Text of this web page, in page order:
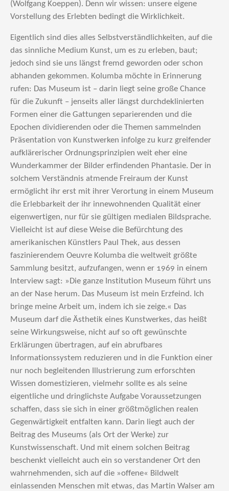
(Wolfgang Koeppen). Denn wir wissen: unsere eigene
Vorstellung des Erlebten bedingt die Wirklichkeit.
Eigentlich sind dies alles Selbstverständlichkeiten, auf die
das sinnliche Medium Kunst, um es zu erleben, baut;
jedoch sind sie uns längst fremd geworden oder schon
abhanden gekommen. Kolumba möchte in Erinnerung
rufen: Das Museum ist – darin liegt seine große Chance
für die Zukunft – jenseits aller längst durchdeklinierten
Formen einer die Gattungen separierenden und die
Epochen dividierenden oder die Themen sammelnden
Präsentation von Kunstwerken infolge zu kurz greifender
aufklärerischer Ordnungsprinzipien weit eher eine
Wunderkammer der Bilder erfindenden Phantasie. Der in
solchem Verständnis atmende Freiraum der Kunst
ermöglicht ihr erst mit ihrer Verortung in einem Museum
die Erlebbarkeit der ihr innewohnenden Qualität einer
eigenwertigen, nur für sie gültigen medialen Bildsprache.
Vielleicht ist auf diese Weise die Befürchtung des
amerikanischen Künstlers Paul Thek, aus dessen
faszinierendem Oeuvre Kolumba die weltweit größte
Sammlung besitzt, aufzufangen, wenn er 1969 in einem
Interview sagt: »Die ganze Institution Museum führt uns
an der Nase herum. Das Museum ist mein Erzfeind. Ich
bringe meine Arbeit um, indem ich sie zeige.« Das
Museum darf die Ästhetik eines Kunstwerkes, das heißt
seine Wirkungsweise, nicht auf so oft gewünschte
Erklärungen übertragen, auf ein abrufbares
Informationssystem reduzieren und in die Funktion einer
nur noch begleitenden Illustrierung zum erforschten
Wissen domestizieren, vielmehr sollte es als seine
eigentliche und dringlichste Aufgabe Voraussetzungen
schaffen, dass sie sich in einer größtmöglichen realen
Gegenwärtigkeit entfalten kann. Darin liegt auch der
Beitrag des Museums (als Ort der Werke) zur
Kunstwissenschaft. Und mit einem solchen Beitrag
beschenkt vielleicht auch ein so verstandener Ort den
wahrnehmenden, sich auf die »offene« Bildwelt
einlassenden Menschen mit etwas, das Martin Walser am